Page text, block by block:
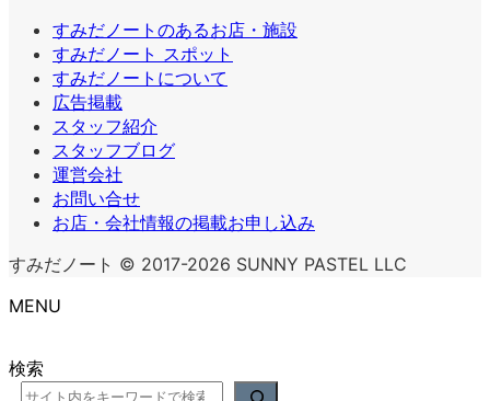
すみだノートのあるお店・施設
すみだノート スポット
すみだノートについて
広告掲載
スタッフ紹介
スタッフブログ
運営会社
お問い合せ
お店・会社情報の掲載お申し込み
すみだノート © 2017-2026 SUNNY PASTEL LLC
MENU
検索